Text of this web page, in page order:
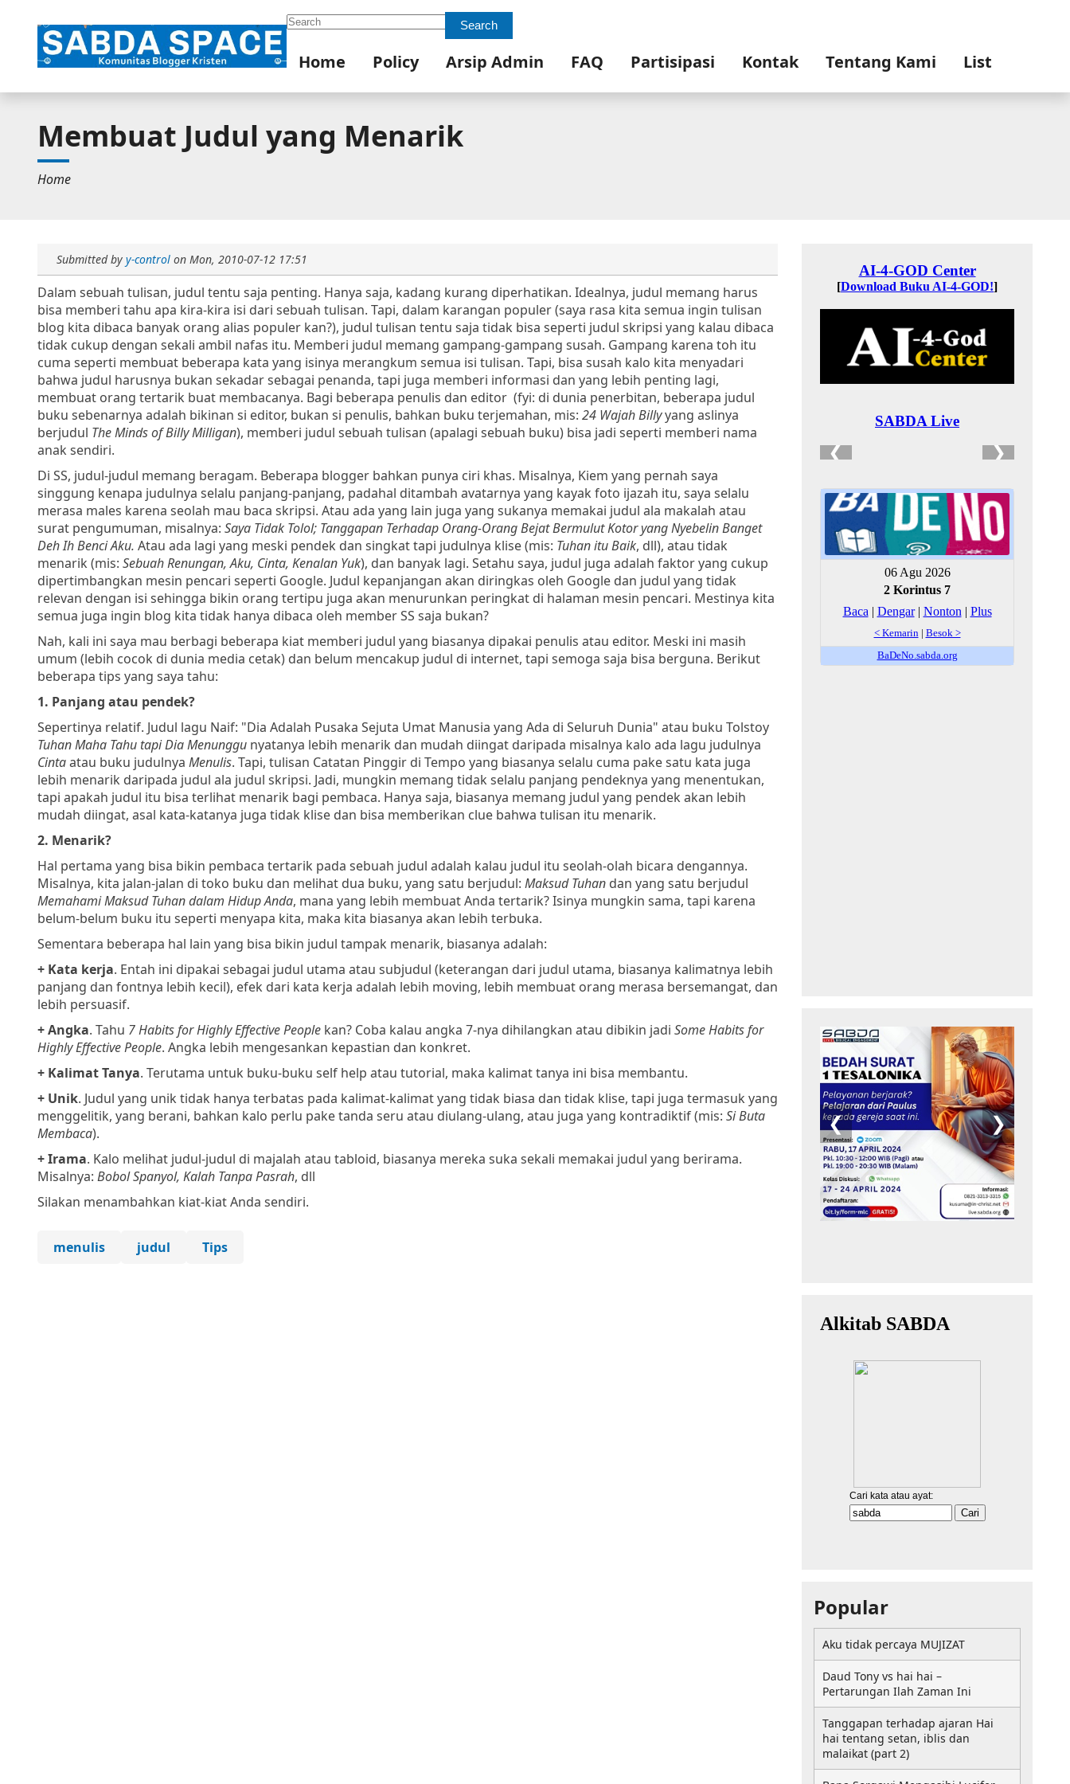
Search Search
Home Policy Arsip Admin FAQ Partisipasi Kontak Tentang Kami List
Membuat Judul yang Menarik
Home
Submitted by y-control on Mon, 2010-07-12 17:51
Dalam sebuah tulisan, judul tentu saja penting. Hanya saja, kadang kurang diperhatikan. Idealnya, judul memang harus
bisa memberi tahu apa kira-kira isi dari sebuah tulisan. Tapi, dalam karangan populer (saya rasa kita semua ingin tulisan
blog kita dibaca banyak orang alias populer kan?), judul tulisan tentu saja tidak bisa seperti judul skripsi yang kalau dibaca
tidak cukup dengan sekali ambil nafas itu. Memberi judul memang gampang-gampang susah. Gampang karena toh itu
cuma seperti membuat beberapa kata yang isinya merangkum semua isi tulisan. Tapi, bisa susah kalo kita menyadari
bahwa judul harusnya bukan sekadar sebagai penanda, tapi juga memberi informasi dan yang lebih penting lagi,
membuat orang tertarik buat membacanya. Bagi beberapa penulis dan editor (fyi: di dunia penerbitan, beberapa judul
buku sebenarnya adalah bikinan si editor, bukan si penulis, bahkan buku terjemahan, mis: 24 Wajah Billyyang aslinya
berjudul The Minds of Billy Milligan), memberi judul sebuah tulisan (apalagi sebuah buku) bisa jadi seperti memberi nama
anak sendiri.
Di SS, judul-judul memang beragam. Beberapa blogger bahkan punya ciri khas. Misalnya, Kiem yang pernah saya
singgung kenapa judulnya selalu panjang-panjang, padahal ditambah avatarnya yang kayak foto ijazah itu, saya selalu
merasa males karena seolah mau baca skripsi. Atau ada yang lain juga yang sukanya memakai judul ala makalah atau
surat pengumuman, misalnya: Saya Tidak Tolol; Tanggapan Terhadap Orang-Orang Bejat Bermulut Kotor yang Nyebelin Banget
Deh Ih Benci Aku. Atau ada lagi yang meski pendek dan singkat tapi judulnya klise (mis: Tuhan itu Baik, dll), atau tidak
menarik (mis: Sebuah Renungan, Aku, Cinta, Kenalan Yuk), dan banyak lagi. Setahu saya, judul juga adalah faktor yang cukup
dipertimbangkan mesin pencari seperti Google. Judul kepanjangan akan diringkas oleh Google dan judul yang tidak
relevan dengan isi sehingga bikin orang tertipu juga akan menurunkan peringkat di halaman mesin pencari. Mestinya kita
semua juga ingin blog kita tidak hanya dibaca oleh member SS saja bukan?
Nah, kali ini saya mau berbagi beberapa kiat memberi judul yang biasanya dipakai penulis atau editor. Meski ini masih
umum (lebih cocok di dunia media cetak) dan belum mencakup judul di internet, tapi semoga saja bisa berguna. Berikut
beberapa tips yang saya tahu:
1. Panjang atau pendek?
Sepertinya relatif. Judul lagu Naif: "Dia Adalah Pusaka Sejuta Umat Manusia yang Ada di Seluruh Dunia" atau buku Tolstoy
Tuhan Maha Tahu tapi Dia Menunggu nyatanya lebih menarik dan mudah diingat daripada misalnya kalo ada lagu judulnya
Cintaatau buku judulnya Menulis. Tapi, tulisan Catatan Pinggir di Tempo yang biasanya selalu cuma pake satu kata juga
lebih menarik daripada judul ala judul skripsi. Jadi, mungkin memang tidak selalu panjang pendeknya yang menentukan,
tapi apakah judul itu bisa terlihat menarik bagi pembaca. Hanya saja, biasanya memang judul yang pendek akan lebih
mudah diingat, asal kata-katanya juga tidak klise dan bisa memberikan clue bahwa tulisan itu menarik.
2. Menarik?
Hal pertama yang bisa bikin pembaca tertarik pada sebuah judul adalah kalau judul itu seolah-olah bicara dengannya.
Misalnya, kita jalan-jalan di toko buku dan melihat dua buku, yang satu berjudul: Maksud Tuhan dan yang satu berjudul
Memahami Maksud Tuhan dalam Hidup Anda, mana yang lebih membuat Anda tertarik? Isinya mungkin sama, tapi karena
belum-belum buku itu seperti menyapa kita, maka kita biasanya akan lebih terbuka.
Sementara beberapa hal lain yang bisa bikin judul tampak menarik, biasanya adalah:
+ Kata kerja. Entah ini dipakai sebagai judul utama atau subjudul (keterangan dari judul utama, biasanya kalimatnya lebih
panjang dan fontnya lebih kecil), efek dari kata kerja adalah lebih moving, lebih membuat orang merasa bersemangat, dan
lebih persuasif.
+ Angka. Tahu 7 Habits for Highly Effective People kan? Coba kalau angka 7-nya dihilangkan atau dibikin jadi Some Habits for
Highly Effective People. Angka lebih mengesankan kepastian dan konkret.
+ Kalimat Tanya. Terutama untuk buku-buku self help atau tutorial, maka kalimat tanya ini bisa membantu.
+ Unik. Judul yang unik tidak hanya terbatas pada kalimat-kalimat yang tidak biasa dan tidak klise, tapi juga termasuk yang
menggelitik, yang berani, bahkan kalo perlu pake tanda seru atau diulang-ulang, atau juga yang kontradiktif (mis: Si Buta
Membaca).
+ Irama. Kalo melihat judul-judul di majalah atau tabloid, biasanya mereka suka sekali memakai judul yang berirama.
Misalnya: Bobol Spanyol, Kalah Tanpa Pasrah, dll
Silakan menambahkan kiat-kiat Anda sendiri.
menulis judul Tips
Popular
Aku tidak percaya MUJIZAT
Daud Tony vs hai hai –
Pertarungan Ilah Zaman Ini
Tanggapan terhadap ajaran Hai
hai tentang setan, iblis dan
malaikat (part 2)